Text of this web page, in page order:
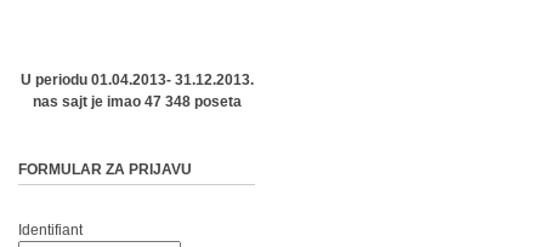
U periodu 01.04.2013- 31.12.2013.
nas sajt je imao 47 348 poseta
FORMULAR ZA PRIJAVU
Identifiant